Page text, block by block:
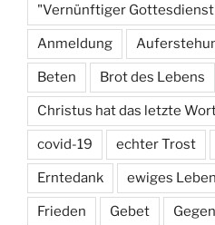
"Vernünftiger
Anmeldung
Beten Brot des Lebens
Christus hat das letzte
covid-19 echter Trost
Erntedank ewiges Leben
Frieden Gebet